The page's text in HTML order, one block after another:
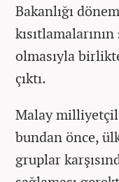
Bakanlığı
olmasıyla
çıktı.
Malay
bundan önce,
gruplar